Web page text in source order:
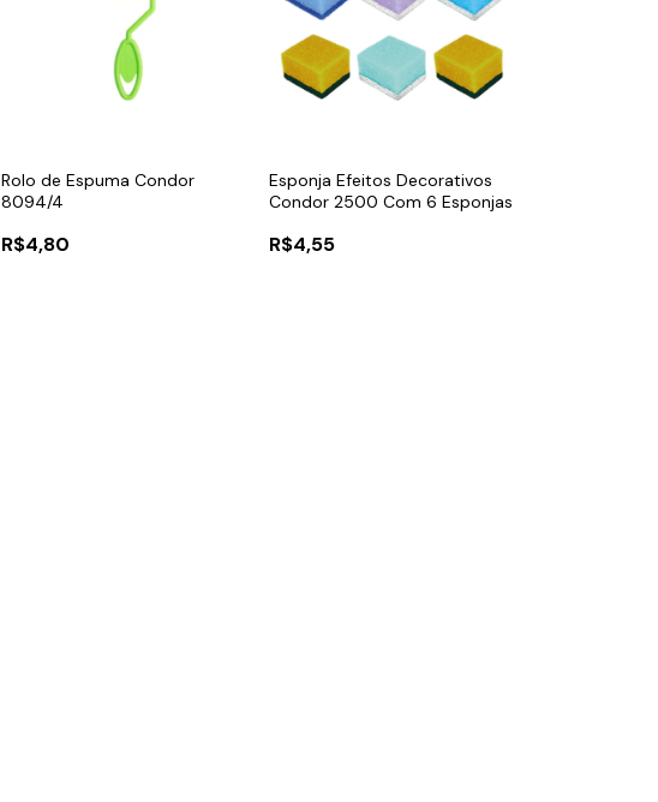
Rolo de Espuma Condor
8094/4
R$4,80
Esponja Efeitos Decorativos
Condor 2500 Com 6 Esponjas
R$4,55